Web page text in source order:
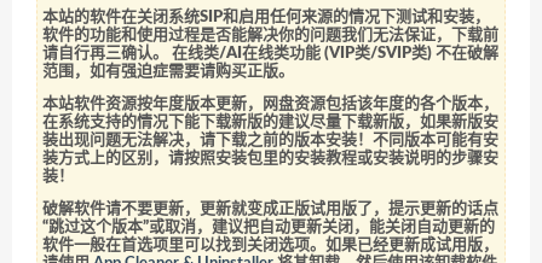
本站的软件在关闭系统SIP和启用任何来源的情况下测试和安装，
软件的功能和使用过程是否能解决你的问题我们无法保证，下载前
请自行再三确认。 在线类/AI在线类功能 (VIP类/SVIP类) 不在破解
范围，如有强迫症需要请购买正版。
本站软件资源按年度版本更新，网盘资源包括该年度的各个版本，
在系统支持的情况下能下载新版的建议尽量下载新版，如果新版安
装出现问题无法解决，请下载之前的版本安装！不同版本可能有安
装方式上的区别，请按照安装包里的安装教程或安装说明的步骤安
装！
破解软件请不要更新，更新就变成正版试用版了，提示更新的话点
“跳过这个版本”或取消，建议把自动更新关闭，能关闭自动更新的
软件一般在首选项里可以找到关闭选项。如果已经更新成试用版，